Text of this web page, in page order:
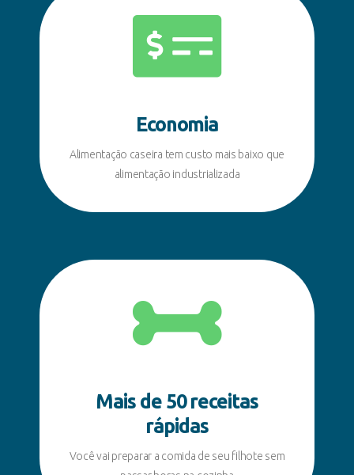
Economia
Alimentação caseira tem custo mais baixo que
alimentação industrializada
Mais de 50 receitas
rápidas
Você vai preparar a comida de seu filhote sem